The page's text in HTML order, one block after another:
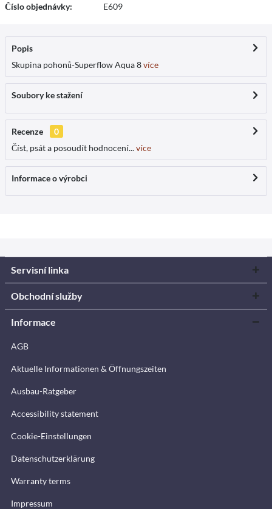
Číslo objednávky: E609
Popis
Skupina pohonů-Superflow Aqua 8více
Soubory ke stažení
Recenze
0
Číst, psát a posoudít hodnocení...více
Informace o výrobci
Servisní linka
Obchodní služby
Informace
AGB
Aktuelle Informationen & Öffnungszeiten
Ausbau-Ratgeber
Accessibility statement
Cookie-Einstellungen
Datenschutzerklärung
Warranty terms
Impressum